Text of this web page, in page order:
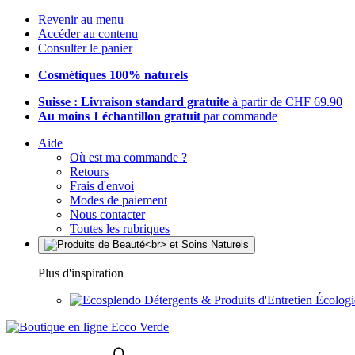
Revenir au menu
Accéder au contenu
Consulter le panier
Cosmétiques 100% naturels
Suisse : Livraison standard gratuite à partir de CHF 69.90
Au moins 1 échantillon gratuit par commande
Aide
Où est ma commande ?
Retours
Frais d'envoi
Modes de paiement
Nous contacter
Toutes les rubriques
Plus d'inspiration
Détergents & Produits d'Entretien